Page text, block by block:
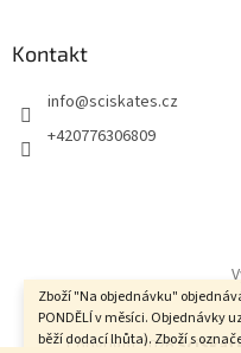
Zboží "Na objednávku"
PONDĚLÍ v měsíci. Objednávky
běží dodací lhůta). Zboží s
Kontakt
info@sciskates.cz
+420776306809
Copyright 2026